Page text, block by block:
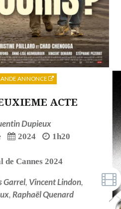
ACTE
Dupieux
2024
1h20
de Cannes 2024
Garrel, Vincent Lindon,
,Raphaël Quenard
ANNONCE